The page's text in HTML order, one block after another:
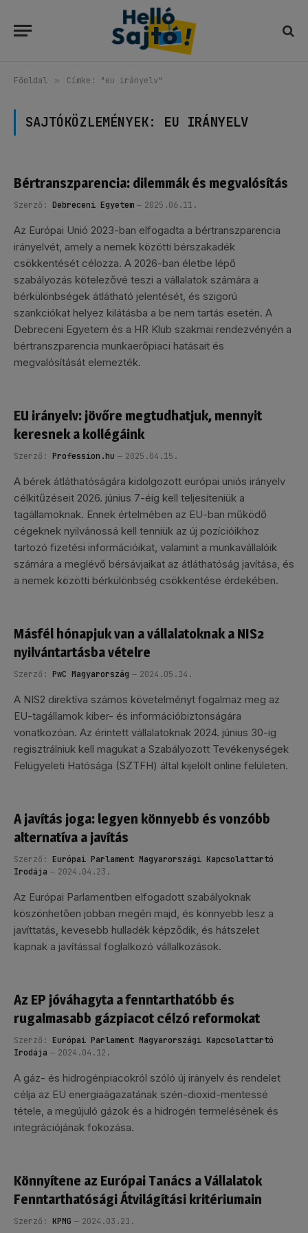
Főoldal » Címke: "eu irányelv"
SAJTÓKÖZLEMÉNYEK: EU IRÁNYELV
Bértranszparencia: dilemmák és megvalósítás
Szerző: Debreceni Egyetem 2025.06.11.
Az Európai Unió 2023-ban elfogadta a bértranszparencia
irányelvét, amely a nemek közötti bérszakadék
csökkentését célozza. A 2026-ban életbe lépő
szabályozás kötelezővé teszi a vállalatok számára a
bérkülönbségek átlátható jelentését, és szigorú
szankciókat helyez kilátásba a be nem tartás esetén. A
Debreceni Egyetem és a HR Klub szakmai rendezvényén a
bértranszparencia munkaerőpiaci hatásait és
megvalósítását elemezték.
EU irányelv: jövőre megtudhatjuk, mennyit
keresnek a kollégáink
Szerző: Profession.hu 2025.04.15.
A bérek átláthatóságára kidolgozott európai uniós irányelv
célkitűzéseit 2026. június 7-éig kell teljesíteniük a
tagállamoknak. Ennek értelmében az EU-ban működő
cégeknek nyilvánossá kell tenniük az új pozícióikhoz
tartozó fizetési információikat, valamint a munkavállalóik
számára a meglévő bérsávjaikat az átláthatóság javítása, és
a nemek közötti bérkülönbség csökkentése érdekében.
Másfél hónapjuk van a vállalatoknak a NIS2
nyilvántartásba vételre
Szerző: PwC Magyarország 2024.05.14.
A NIS2 direktíva számos követelményt fogalmaz meg az
EU-tagállamok kiber- és információbiztonságára
vonatkozóan. Az érintett vállalatoknak 2024. június 30-ig
regisztrálniuk kell magukat a Szabályozott Tevékenységek
Felügyeleti Hatósága (SZTFH) által kijelölt online felületen.
A javítás joga: legyen könnyebb és vonzóbb
alternatíva a javítás
Szerző: Európai Parlament Magyarországi Kapcsolattartó
Irodája
2024.04.23.
Az Európai Parlamentben elfogadott szabályoknak
köszönhetően jobban megéri majd, és könnyebb lesz a
javíttatás, kevesebb hulladék képződik, és hátszelet
kapnak a javítással foglalkozó vállalkozások.
Az EP jóváhagyta a fenntarthatóbb és
rugalmasabb gázpiacot célzó reformokat
Szerző: Európai Parlament Magyarországi Kapcsolattartó
Irodája
2024.04.12.
A gáz- és hidrogénpiacokról szóló új irányelv és rendelet
célja az EU energiaágazatának szén-dioxid-mentessé
tétele, a megújuló gázok és a hidrogén termelésének és
integrációjának fokozása.
Könnyítene az Európai Tanács a Vállalatok
Fenntarthatósági Átvilágítási kritériumain
Szerző: KPMG 2024.03.21.